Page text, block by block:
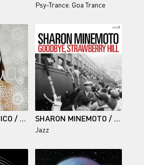
Psy-Trance Goa Trance
CAROLINA BUBBICO / VOCALIA SHARON MINEMOTO / GOODBYE, STRAWBERRY HILL
Jazz